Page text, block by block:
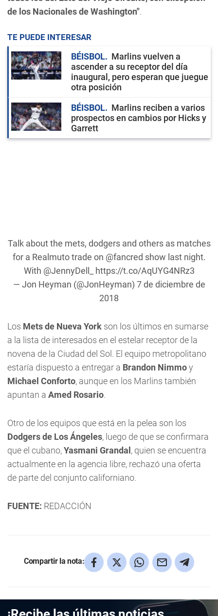
de los Nacionales de Washington".
TE PUEDE INTERESAR
BÉISBOL
Marlins vuelven a
ascender a su receptor del día
inaugural, pero esperan que juegue
otra posición
BÉISBOL
Marlins reciben a varios
prospectos en cambios por Hicks y
Garrett
Talk about the mets, dodgers and others as matches
for a Realmuto trade on @fancred show last night.
With @JennyDell_
https://t.co/AqUYG4NRz3
— Jon Heyman (@JonHeyman) 7 de diciembre de
2018
Los Mets de Nueva York son los últimos en sumarse
a la lista de interesados en el estelar receptor de la
novena de la Ciudad del Sol. El equipo metropolitano
estaría dispuesto a entregar a Brandon Nimmoy
Michael Conforto, aunque en los Marlins también
apuntan a Amed Rosario.
Otro de los equipos que está en la pelea son los
Dodgers de Los Ángeles, luego de que se confirmara
que el cubano,Yasmani Grandal , quien se encuentra
actualmente en la agencia libre, rechazó una oferta
de parte del conjunto californiano.
FUENTE: REDACCIÓN
Compartir la nota: